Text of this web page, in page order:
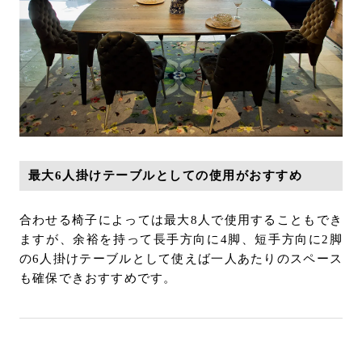
最大6人掛けテーブルとしての使用がおすすめ
合わせる椅子によっては最大8人で使用することもでき
ますが、余裕を持って長手方向に4脚、短手方向に2脚
の6人掛けテーブルとして使えば一人あたりのスペース
も確保できおすすめです。